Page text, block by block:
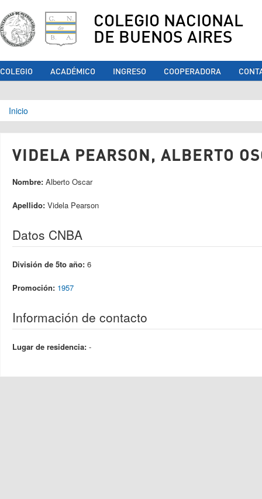
COLEGIO NACIONAL
DE BUENOS AIRES
COLEGIO ACADÉMICO INGRESO COOPERADORA
Se encuentra usted aquí
Inicio
VIDELA PEARSON, ALBERTO
Nombre: Alberto Oscar
Apellido: Videla Pearson
Datos CNBA
División de 5to año: 6
Promoción: 1957
Información de contacto
Lugar de residencia: -